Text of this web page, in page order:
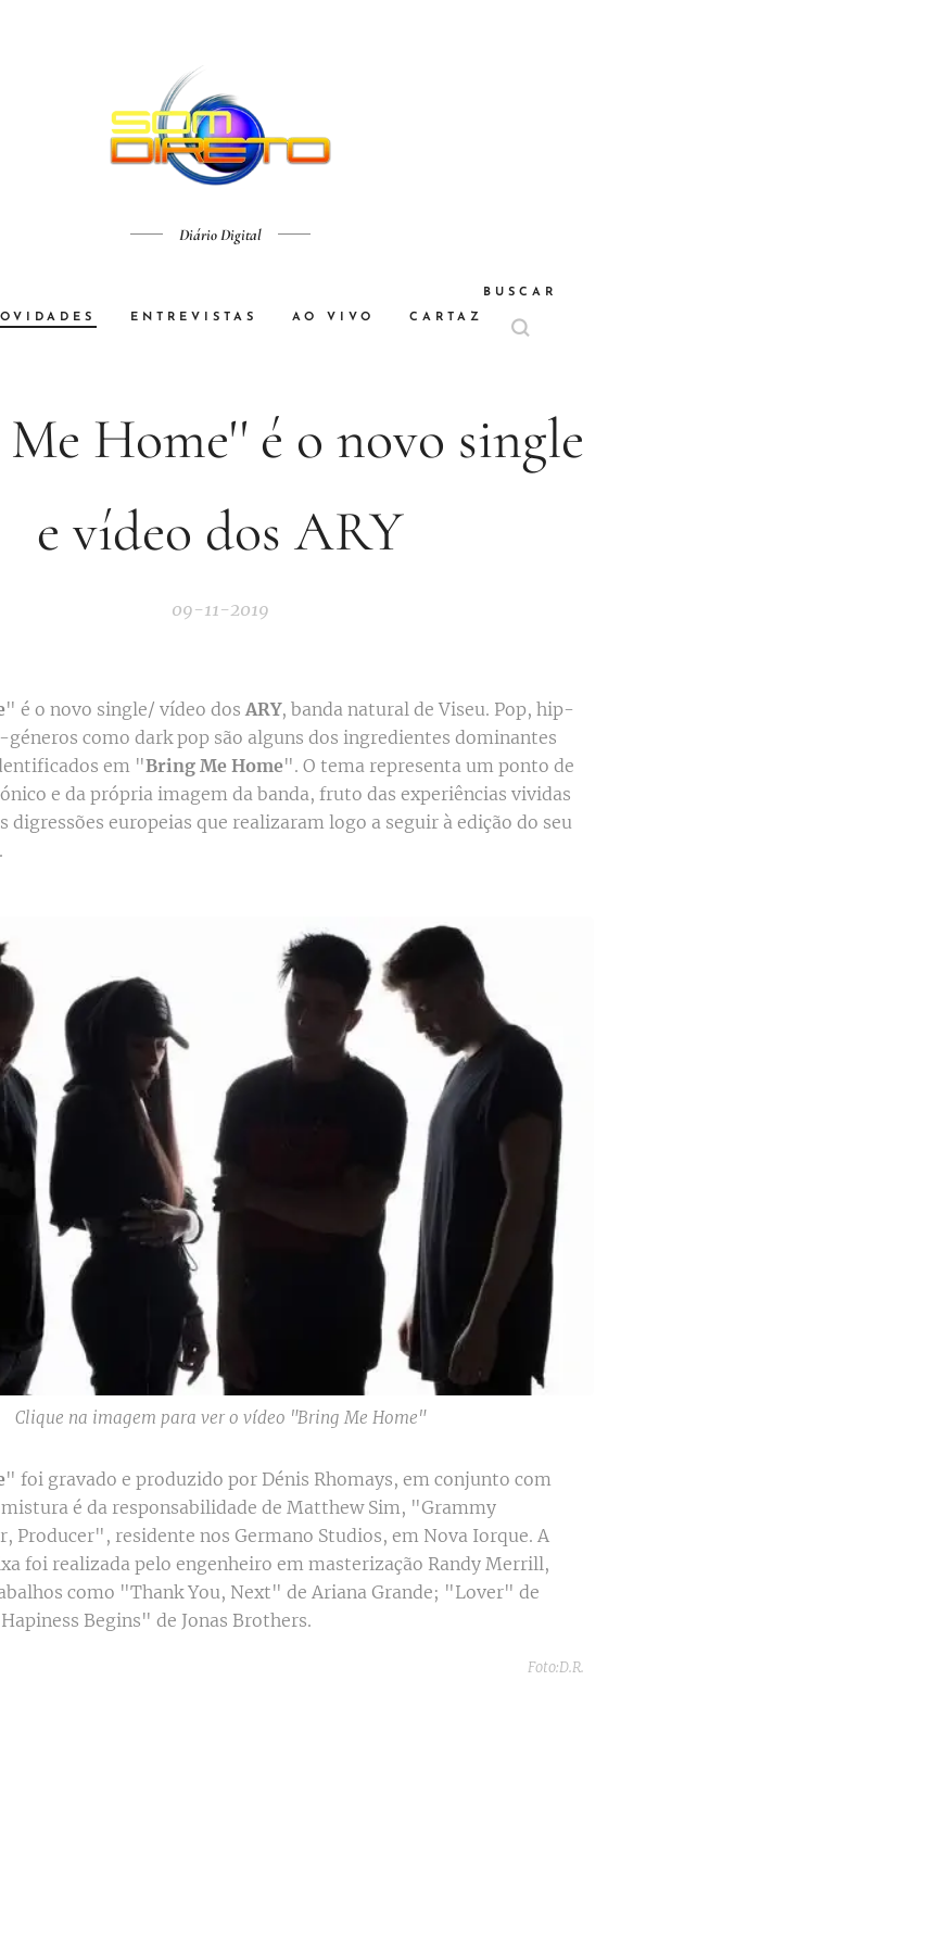
Diário Digital
ENTREVISTAS AO VIVO CARTAZ
BUSCAR
Home'' é o novo single
e vídeo dos ARY
09-11-2019
" é o novo single/ vídeo dos ARY, banda natural de Viseu. Pop, hip-
géneros como dark pop são alguns dos ingredientes dominantes
em "Bring Me Home". O tema representa um ponto de
e da própria imagem da banda, fruto das experiências vividas
digressões europeias que realizaram logo a seguir à edição do seu
Clique na imagem para ver o vídeo "Bring Me Home"
" foi gravado e produzido por Dénis Rhomays, em conjunto com
é da responsabilidade de Matthew Sim, "Grammy
Producer", residente nos Germano Studios, em Nova Iorque. A
foi realizada pelo engenheiro em masterização Randy Merrill,
como "Thank You, Next" de Ariana Grande; "Lover" de
Begins" de Jonas Brothers.
Foto:D.R.